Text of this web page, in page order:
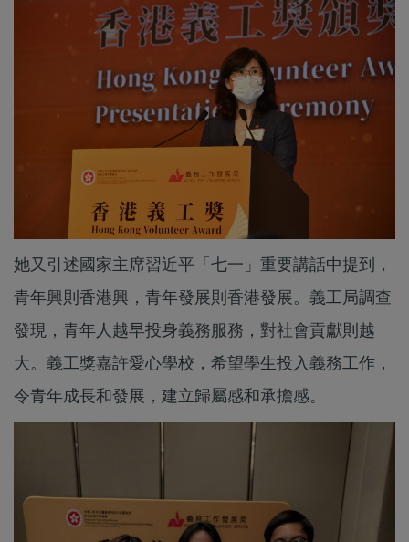
她又引述國家主席習近平「七一」重要講話中提到，
青年興則香港興，青年發展則香港發展。義工局調查
發現，青年人越早投身義務服務，對社會貢獻則越
大。義工獎嘉許愛心學校，希望學生投入義務工作，
令青年成長和發展，建立歸屬感和承擔感。